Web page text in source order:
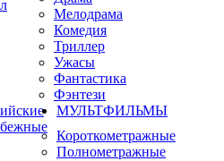
Мелодрама
Комедия
Триллер
Ужасы
Фантастика
Фэнтези
МУЛЬТФИЛЬМЫ
Короткометражные
Полнометражные